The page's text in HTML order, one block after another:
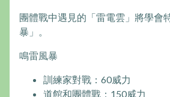
團體戰中遇見的「雷電雲」將學會
暴」。
鳴雷風暴
訓練家對戰：60威力
道館和團體戰：150威力